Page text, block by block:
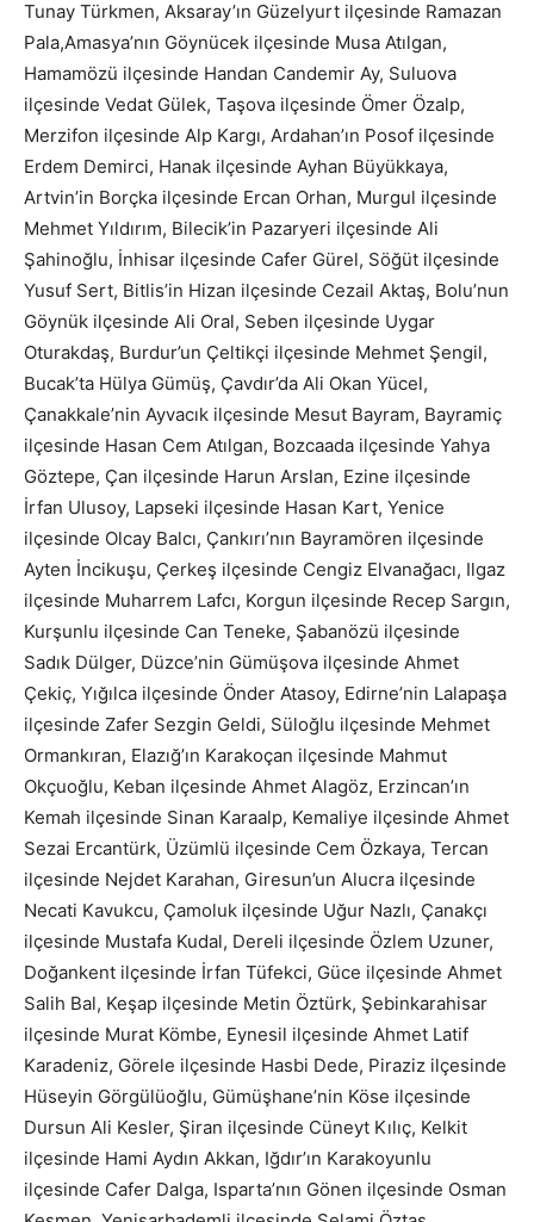
Tunay Türkmen, Aksaray’ın Güzelyurt ilçesinde Ramazan
Pala,Amasya’nın Göynücek ilçesinde Musa Atılgan,
Hamamözü ilçesinde Handan Candemir Ay, Suluova
ilçesinde Vedat Gülek, Taşova ilçesinde Ömer Özalp,
Merzifon ilçesinde Alp Kargı, Ardahan’ın Posof ilçesinde
Erdem Demirci, Hanak ilçesinde Ayhan Büyükkaya,
Artvin’in Borçka ilçesinde Ercan Orhan, Murgul ilçesinde
Mehmet Yıldırım, Bilecik’in Pazaryeri ilçesinde Ali
Şahinoğlu, İnhisar ilçesinde Cafer Gürel, Söğüt ilçesinde
Yusuf Sert, Bitlis’in Hizan ilçesinde Cezail Aktaş, Bolu’nun
Göynük ilçesinde Ali Oral, Seben ilçesinde Uygar
Oturakdaş, Burdur’un Çeltikçi ilçesinde Mehmet Şengil,
Bucak’ta Hülya Gümüş, Çavdır’da Ali Okan Yücel,
Çanakkale’nin Ayvacık ilçesinde Mesut Bayram, Bayramiç
ilçesinde Hasan Cem Atılgan, Bozcaada ilçesinde Yahya
Göztepe, Çan ilçesinde Harun Arslan, Ezine ilçesinde
İrfan Ulusoy, Lapseki ilçesinde Hasan Kart, Yenice
ilçesinde Olcay Balcı, Çankırı’nın Bayramören ilçesinde
Ayten İncikuşu, Çerkeş ilçesinde Cengiz Elvanağacı, Ilgaz
ilçesinde Muharrem Lafcı, Korgun ilçesinde Recep Sargın,
Kurşunlu ilçesinde Can Teneke, Şabanözü ilçesinde
Sadık Dülger, Düzce’nin Gümüşova ilçesinde Ahmet
Çekiç, Yığılca ilçesinde Önder Atasoy, Edirne’nin Lalapaşa
ilçesinde Zafer Sezgin Geldi, Süloğlu ilçesinde Mehmet
Ormankıran, Elazığ’ın Karakoçan ilçesinde Mahmut
Okçuoğlu, Keban ilçesinde Ahmet Alagöz, Erzincan’ın
Kemah ilçesinde Sinan Karaalp, Kemaliye ilçesinde Ahmet
Sezai Ercantürk, Üzümlü ilçesinde Cem Özkaya, Tercan
ilçesinde Nejdet Karahan, Giresun’un Alucra ilçesinde
Necati Kavukcu, Çamoluk ilçesinde Uğur Nazlı, Çanakçı
ilçesinde Mustafa Kudal, Dereli ilçesinde Özlem Uzuner,
Doğankent ilçesinde İrfan Tüfekci, Güce ilçesinde Ahmet
Salih Bal, Keşap ilçesinde Metin Öztürk, Şebinkarahisar
ilçesinde Murat Kömbe, Eynesil ilçesinde Ahmet Latif
Karadeniz, Görele ilçesinde Hasbi Dede, Piraziz ilçesinde
Hüseyin Görgülüoğlu, Gümüşhane’nin Köse ilçesinde
Dursun Ali Kesler, Şiran ilçesinde Cüneyt Kılıç, Kelkit
ilçesinde Hami Aydın Akkan, Iğdır’ın Karakoyunlu
ilçesinde Cafer Dalga, Isparta’nın Gönen ilçesinde Osman